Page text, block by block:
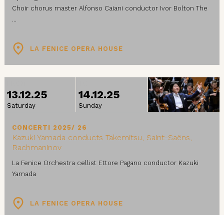
Choir chorus master Alfonso Caiani conductor Ivor Bolton The
...
LA FENICE OPERA HOUSE
13.12.25
Saturday
14.12.25
Sunday
CONCERTI 2025/ 26
Kazuki Yamada conducts Takemitsu, Saint-Saëns,
Rachmaninov
La Fenice Orchestra cellist Ettore Pagano conductor Kazuki
Yamada
LA FENICE OPERA HOUSE